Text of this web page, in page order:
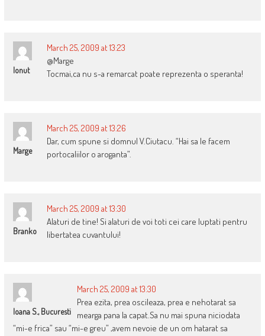
Ionut
March 25, 2009 at 13:23
@Marge
Tocmai,ca nu s-a remarcat poate reprezenta o speranta!
Marge
March 25, 2009 at 13:26
Dar, cum spune si domnul V.Ciutacu. “Hai sa le facem
portocaliilor o aroganta”.
Branko
March 25, 2009 at 13:30
Alaturi de tine! Si alaturi de voi toti cei care luptati pentru
libertatea cuvantului!
Ioana S., Bucuresti
March 25, 2009 at 13:30
Prea ezita, prea oscileaza, prea e nehotarat sa
mearga pana la capat.Sa nu mai spuna niciodata
“mi-e frica” sau “mi-e greu” ,avem nevoie de un om hatarat sa